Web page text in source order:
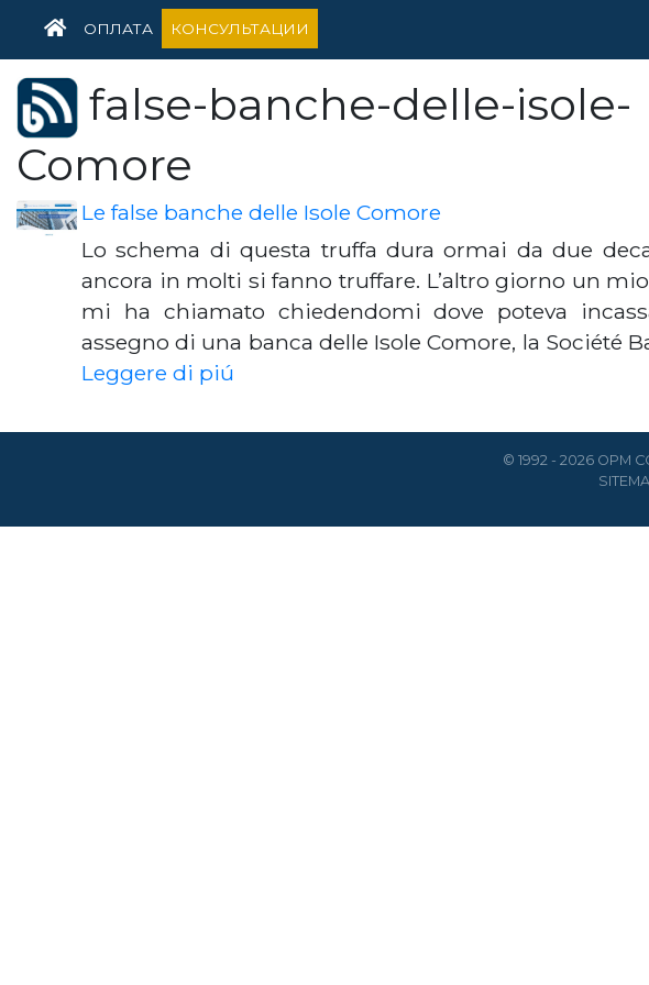
HOME
ОПЛАТА КОНСУЛЬТАЦИИ
false-banche-delle-isole-
Comore
Le false banche delle Isole Comore
Lo schema di questa truffa dura ormai da due
ancora in molti si fanno truffare. L’altro giorno un
mi ha chiamato chiedendomi dove poteva
assegno di una banca delle Isole Comore, la Société
Leggere di piú
© 1992 - 2026 OPM